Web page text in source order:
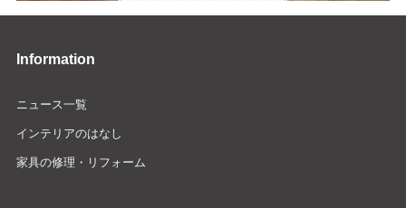
Information
ニュース一覧
インテリアのはなし
家具の修理・リフォーム